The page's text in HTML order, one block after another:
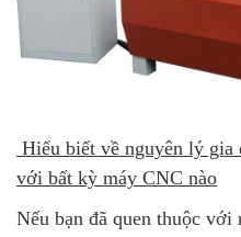
Hiểu biết về nguyên lý gia
với bất kỳ máy CNC nào
Nếu bạn đã quen thuộc